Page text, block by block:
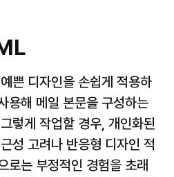
쁜 디자인을 손쉽게 적용하
용해 메일 본문을 구성하는
렇게 작업할 경우, 개인화된
성 고려나 반응형 디자인 적
로는 부정적인 경험을 초래